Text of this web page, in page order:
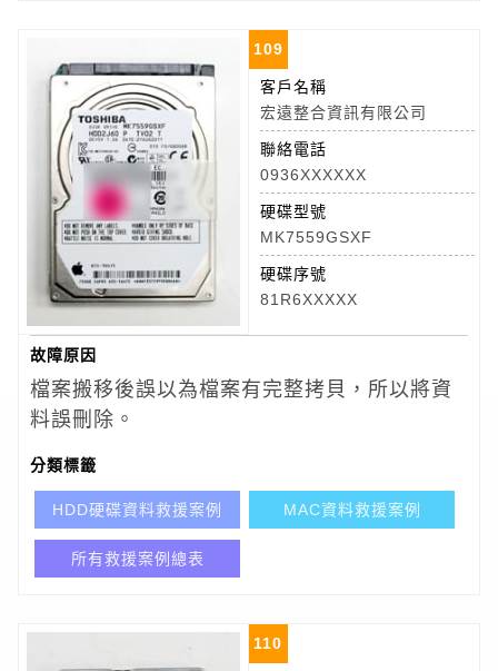
109
客戶名稱
宏遠整合資訊有限公司
聯絡電話
0936XXXXXX
硬碟型號
MK7559GSXF
硬碟序號
81R6XXXXX
故障原因
檔案搬移後誤以為檔案有完整拷貝，所以將資
料誤刪除。
分類標籤
HDD硬碟資料救援案例 MAC資料救援案例
所有救援案例總表
110